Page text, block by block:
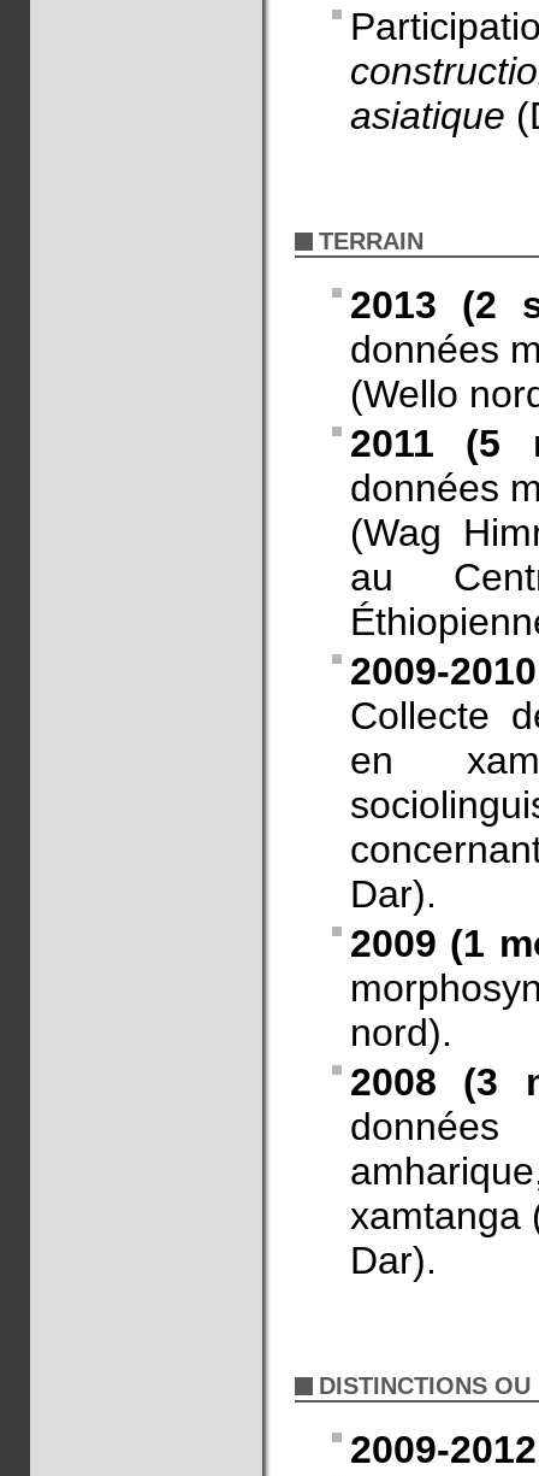
asiatique
TERRAIN
2013 (2
données
(Wello
2011 (5
données
(Wag
au
2009-
Collecte
en
Dar).
2009 (1
nord).
2008 (3
xamtanga
Dar).
DISTINCTIONS
2009-2012